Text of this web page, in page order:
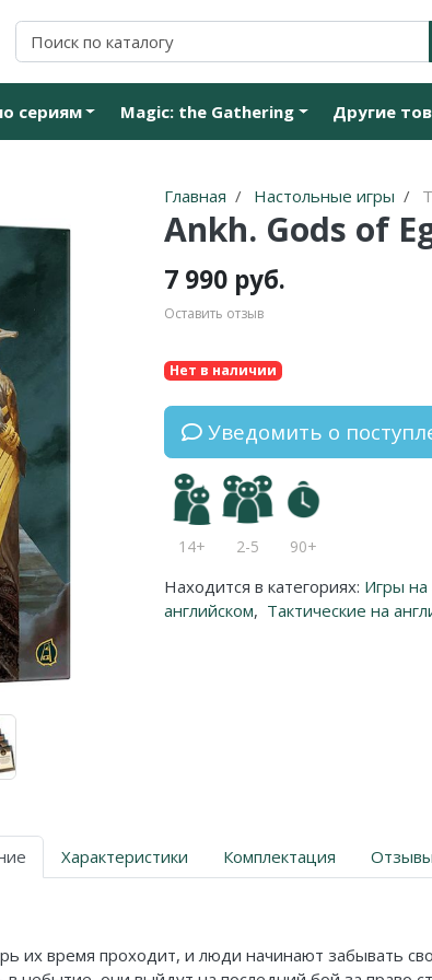
сериям Magic: the Gathering Другие
Главная Настольные игры
Ankh. Gods of
7 990 руб.
Оставить отзыв
Нет в наличии
Уведомить о
14+ 2-5 90+
Находится в категориях: Игры на
английском, Тактические на
Характеристики Комплектация Отзывы
их время проходит, и люди начинают забывать